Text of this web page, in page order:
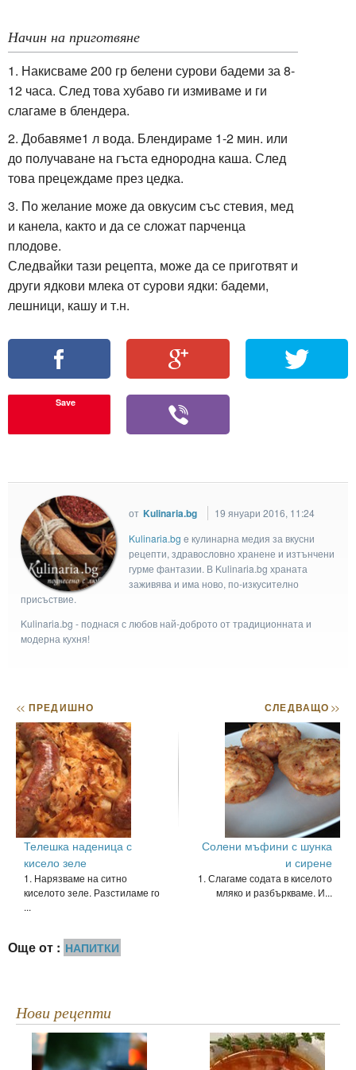
Начин на приготвяне
1. Накисваме 200 гр белени сурови бадеми за 8-
12 часа. След това хубаво ги измиваме и ги
слагаме в блендера.
2. Добавяме1 л вода. Блендираме 1-2 мин. или
до получаване на гъста еднородна каша. След
това прецеждаме през цедка.
3. По желание може да овкусим със стевия, мед
и канела, както и да се сложат парченца
плодове.
Следвайки тази рецепта, може да се приготвят и
други ядкови млека от сурови ядки: бадеми,
лешници, кашу и т.н.
Save
от Kulinaria.bg
19 януари 2016, 11:24
Kulinaria.bg e кулинарна медия за вкусни
рецепти, здравословно хранене и изтънчени
гурме фантазии. В Kulinaria.bg храната
заживява и има ново, по-изкусително
присъствие.
Kulinaria.bg - поднася с любов най-доброто от традиционната и
модерна кухня!
<< ПРЕДИШНО
Телешка наденица с
кисело зеле
1. Нарязваме на ситно
киселото зеле. Разстиламе го
...
СЛЕДВАЩО>>
Солени мъфини с шунка
и сирене
1. Слагаме содата в киселото
мляко и разбъркваме. И...
Още от : НАПИТКИ
Нови рецепти